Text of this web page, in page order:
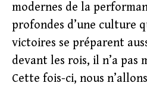
modernes de la
profondes d’une culture
victoires se préparent
devant les rois, il n’a pas
Cette fois-ci, nous